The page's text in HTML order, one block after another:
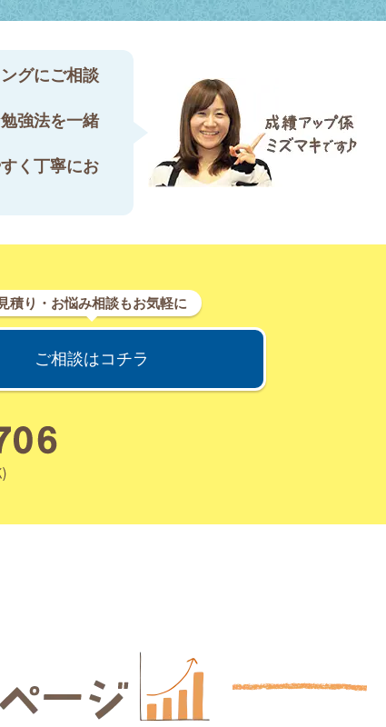
グにご相談
強法を一緒
く丁寧にお
見積り・お悩み相談もお気軽に
ご相談はコチラ